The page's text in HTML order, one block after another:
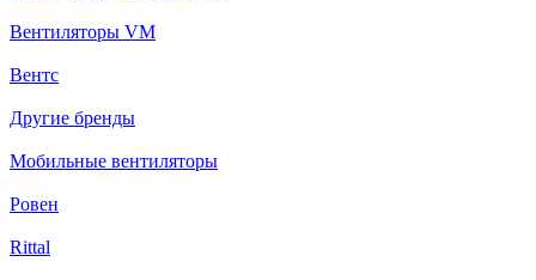
Вентиляторы VM
Вентс
Другие бренды
Мобильные вентиляторы
Ровен
Rittal